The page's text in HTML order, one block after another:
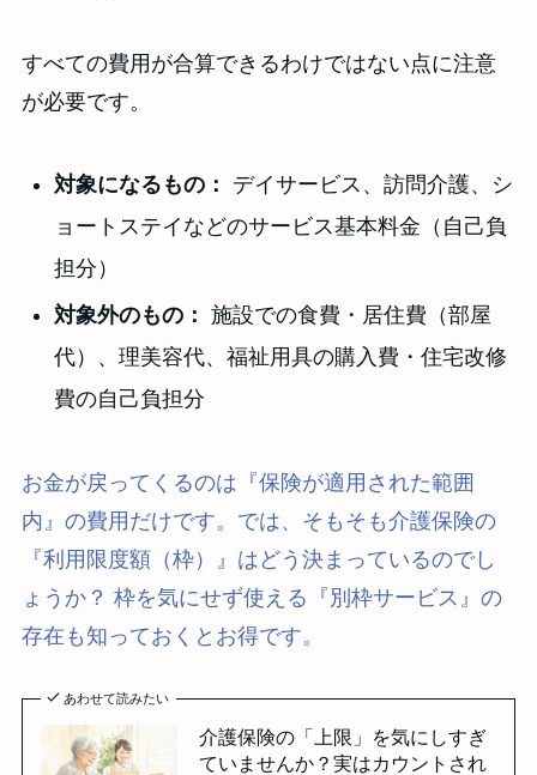
すべての費用が合算できるわけではない点に注意
が必要です。
対象になるもの：
デイサービス、訪問介護、シ
ョートステイなどのサービス基本料金（自己負
担分）
対象外のもの： 施設での食費・居住費（部屋
代）、理美容代、福祉用具の購入費・住宅改修
費の自己負担分
お金が戻ってくるのは『保険が適用された範囲
内』の費用だけです。では、そもそも介護保険の
『利用限度額（枠）』はどう決まっているのでし
ょうか？ 枠を気にせず使える『別枠サービス』の
存在も知っておくとお得です。
あわせて読みたい
介護保険の「上限」を気にしすぎ
ていませんか？実はカウントされ